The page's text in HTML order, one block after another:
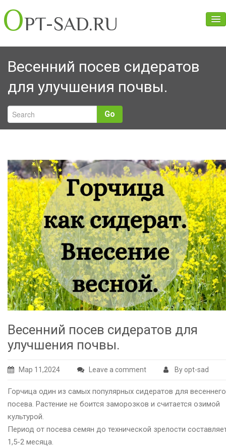
OPT-SAD.RU
Главная
О нас
Прайс
Оценка условий труда
Контакты
Весенний посев сидератов
для улучшения почвы.
Go
Весенний посев сидератов для
улучшения почвы.
Мар 11,2024 Leave a comment By opt-sad
Горчица один из самых популярных сидератов для весеннего
посева. Растение не боится заморозков и считается озимой
культурой.
Период от посева семян до технической зрелости
1,5-2 месяца.